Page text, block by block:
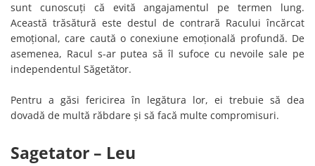
sunt cunoscuți că evită angajamentul pe termen lung.
Această trăsătură este destul de contrară Racului încărcat
emoțional, care caută o conexiune emoțională profundă. De
asemenea, Racul s-ar putea să îl sufoce cu nevoile sale pe
independentul Săgetător.
Pentru a găsi fericirea în legătura lor, ei trebuie să dea
dovadă de multă răbdare și să facă multe compromisuri.
Sagetator – Leu